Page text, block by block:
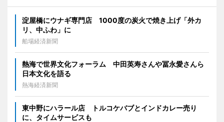
淀屋橋にウナギ専門店 1000度の炭火で焼き上げ「外カ
リ、中ふわ」に
船場経済新聞
熱海で世界文化フォーラム 中田英寿さんや冨永愛さんら
日本文化を語る
熱海経済新聞
東中野にハラール店 トルコケバブとインドカレー売り
に、タイムサービスも